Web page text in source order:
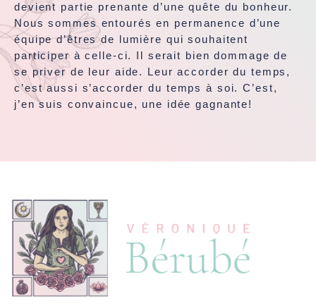
devient partie prenante d’une quête du bonheur.
Nous sommes entourés en permanence d’une
équipe d’êtres de lumière qui souhaitent
participer à celle-ci. Il serait bien dommage de
se priver de leur aide. Leur accorder du temps,
c’est aussi s’accorder du temps à soi. C’est,
j’en suis convaincue, une idée gagnante!